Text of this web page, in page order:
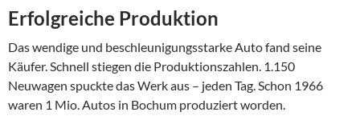
Erfolgreiche Produktion
Das wendige und beschleunigungsstarke Auto fand seine
Käufer. Schnell stiegen die Produktionszahlen. 1.150
Neuwagen spuckte das Werk aus – jeden Tag. Schon 1966
waren 1 Mio. Autos in Bochum produziert worden.